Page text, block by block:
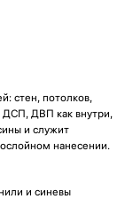
стен, потолков,
ДСП, ДВП как внутри,
и служит
нанесении.
и синевы